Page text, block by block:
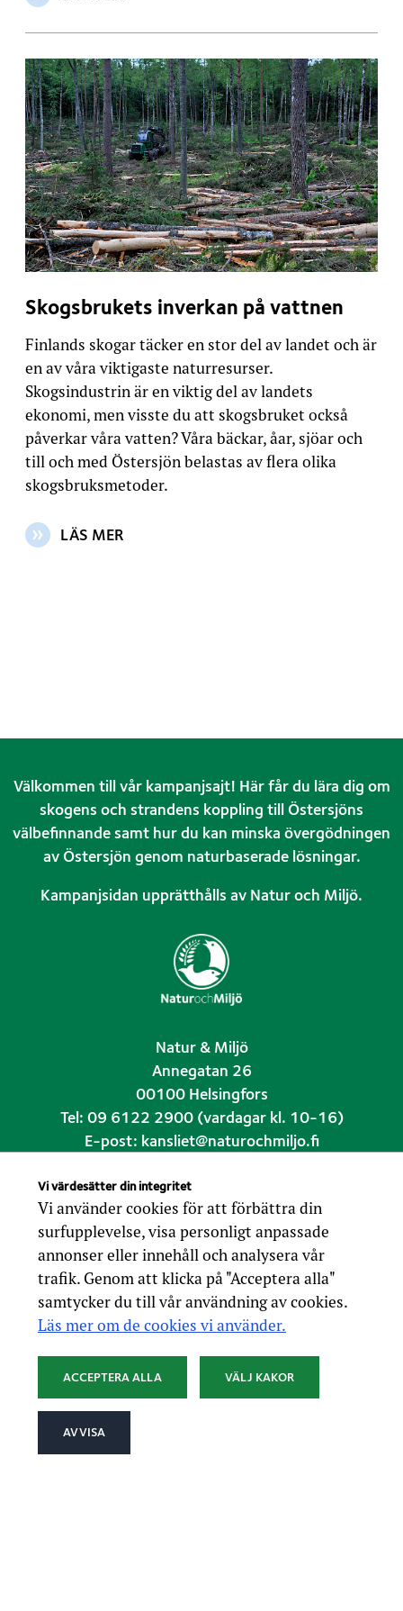
Vi värdesätter din integritet
Vi använder cookies för att förbättra din
surfupplevelse, visa personligt anpassade
annonser eller innehåll och analysera vår
trafik. Genom att klicka på "Acceptera alla"
samtycker du till vår användning av cookies.
Läs mer om de cookies vi använder.
ACCEPTERA ALLA
AVVISA
VÄLJ KAKOR
OM ARTIKELN: VAD KAN DU GÖRA FÖR ÖSTERSJÖN
Skogsbrukets inverkan på vattnen
Finlands skogar täcker en stor del av landet och är
en av våra viktigaste naturresurser.
Skogsindustrin är en viktig del av landets
ekonomi, men visste du att skogsbruket också
påverkar våra vatten? Våra bäckar, åar, sjöar och
till och med Östersjön belastas av flera olika
skogsbruksmetoder.
LÄS MER
OM ARTIKELN: SKOGSBRUKETS INVERKAN PÅ
Välkommen till vår kampanjsajt! Här får du lära dig om
skogens och strandens koppling till Östersjöns
välbefinnande samt hur du kan minska övergödningen
av Östersjön genom naturbaserade lösningar.
Kampanjsidan upprätthålls av Natur och Miljö.
Natur & Miljö
Annegatan 26
00100 Helsingfors
Tel: 09 6122 2900 (vardagar kl. 10-16)
E-post: kansliet@naturochmiljo.fi
Instagram @naturochmiljo